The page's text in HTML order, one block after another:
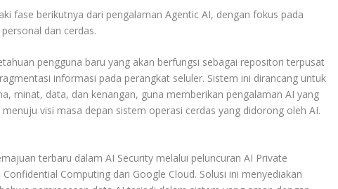
fase berikutnya dari pengalaman Agentic AI, dengan fokus pada
dan cerdas.
pengguna baru yang akan berfungsi sebagai repositori terpusat
informasi pada perangkat seluler. Sistem ini dirancang untuk
minat, data, dan kenangan, guna memberikan pengalaman AI yang
visi masa depan sistem operasi cerdas yang didorong oleh AI.
terbaru dalam AI Security melalui peluncuran AI Private
Computing dari Google Cloud. Solusi ini menyediakan